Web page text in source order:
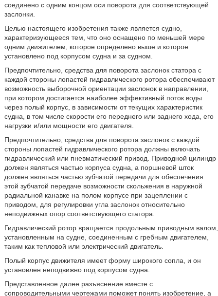
соединено с одним концом оси поворота для соответствующей
заслонки.
Целью настоящего изобретения также является судно,
характеризующееся тем, что оно оснащено по меньшей мере
одним движителем, которое определено выше и которое
установлено под корпусом судна и за судном.
Предпочтительно, средства для поворота заслонок статора с
каждой стороны лопастей гидравлического ротора обеспечивают
возможность выборочной ориентации заслонок в направлении,
при котором достигается наиболее эффективный поток воды
через полый корпус, в зависимости от текущих характеристик
судна, в том числе скорости его переднего или заднего хода, его
нагрузки и/или мощности его двигателя.
Предпочтительно, средства для поворота заслонок с каждой
стороны лопастей гидравлического ротора должны включать
гидравлический или пневматический привод. Приводной цилиндр
должен являться частью корпуса судна, а поршневой шток
должен являться частью зубчатой передачи для обеспечения
этой зубчатой передаче возможности скольжения в наружной
радиальной канавке на полом корпусе при зацеплении с
приводом, для регулировки угла заслонок относительно
неподвижных опор соответствующего статора.
Гидравлический ротор вращается продольным приводным валом,
установленным на судне, соединенным с гребным двигателем,
таким как тепловой или электрический двигатель.
Полый корпус движителя имеет форму широкого сопла, и он
установлен неподвижно под корпусом судна.
Представленное далее разъяснение вместе с
сопроводительными чертежами поможет понять изобретение, а